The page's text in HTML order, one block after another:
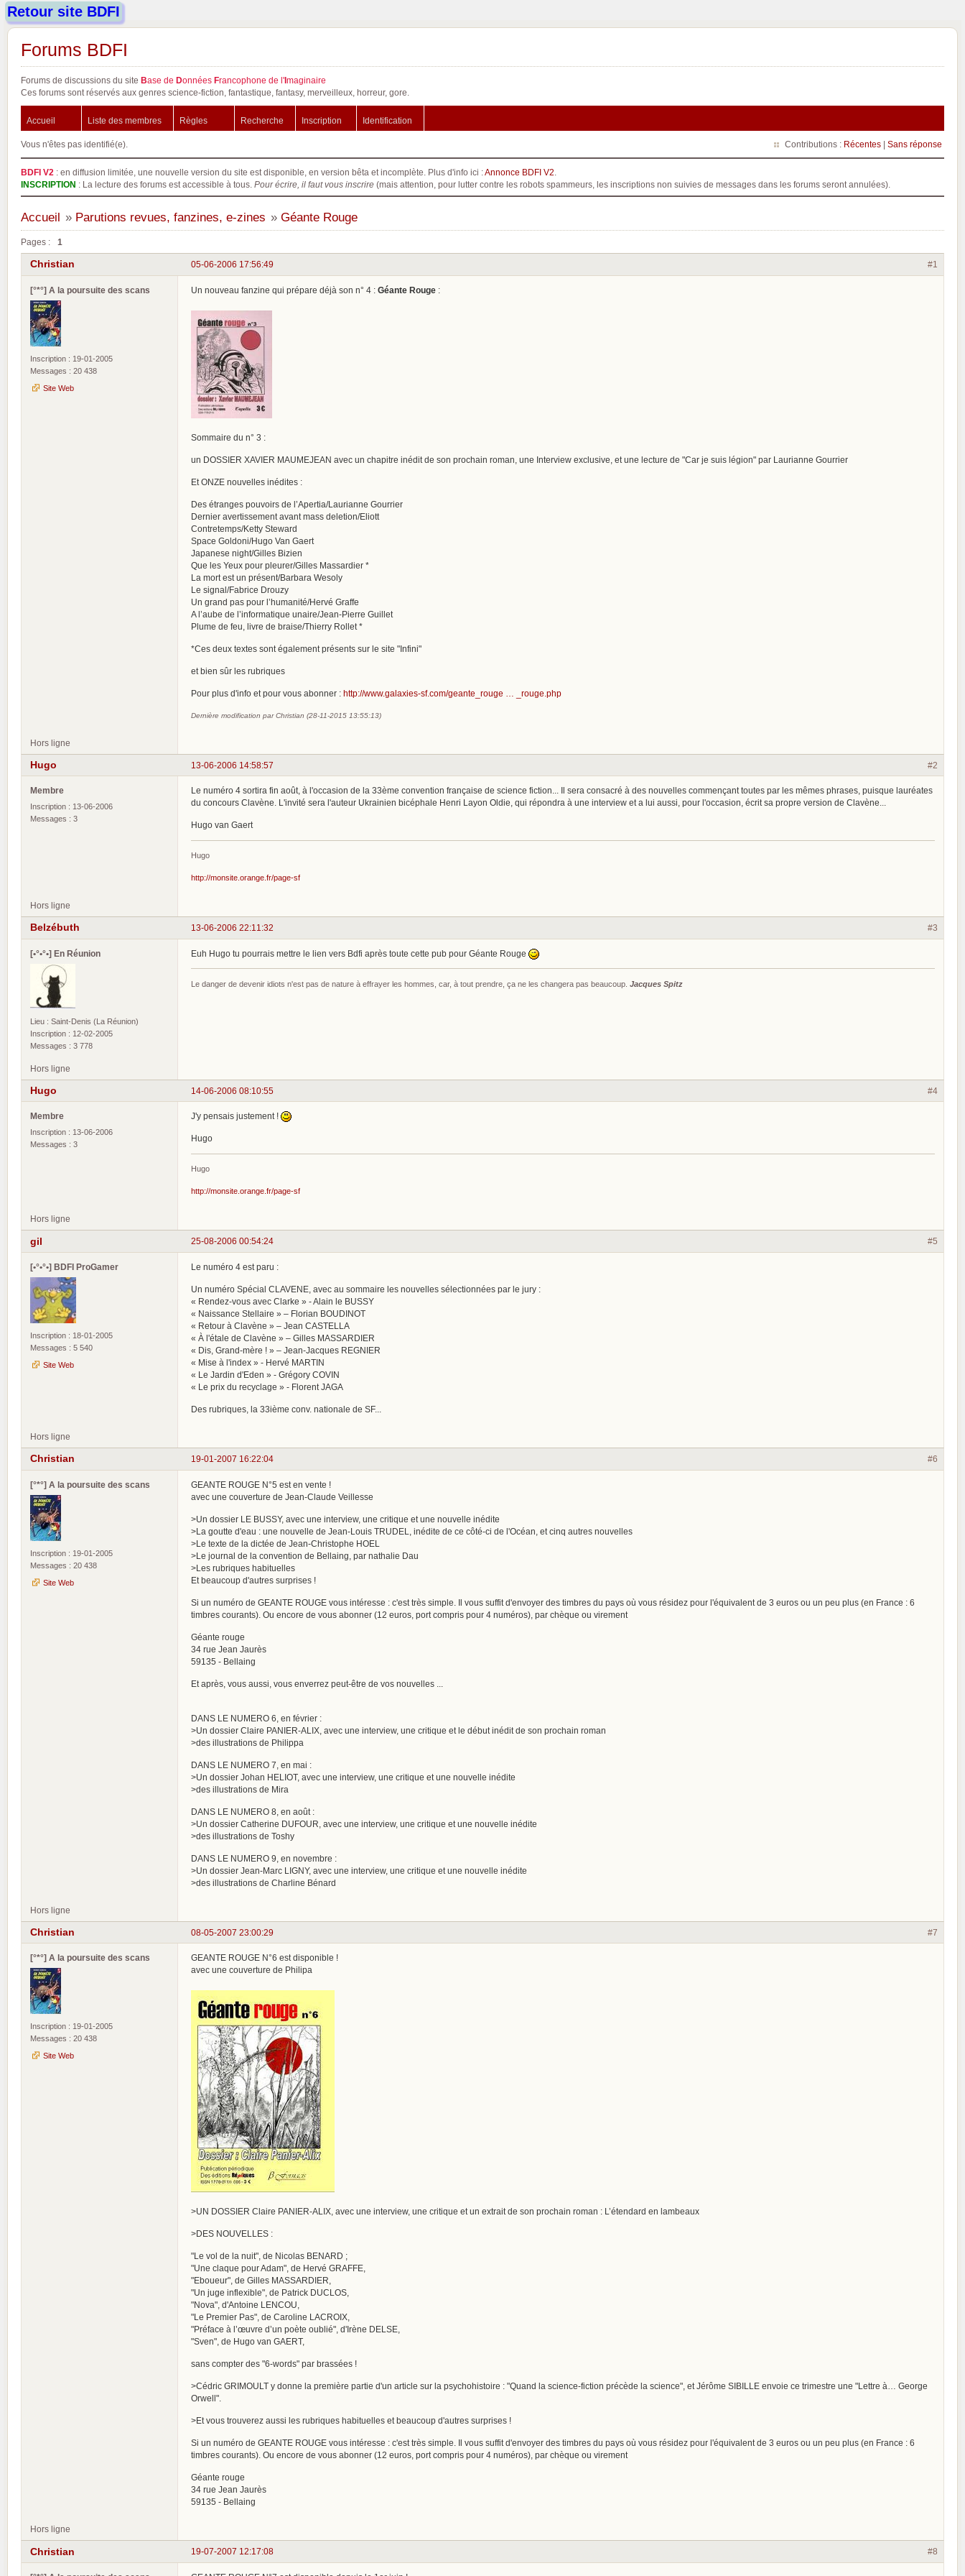
Retour site BDFI
Forums BDFI
Forums de discussions du site Base de Données Francophone de l'Imaginaire
Ces forums sont réservés aux genres science-fiction, fantastique, fantasy, merveilleux, horreur, gore.
Accueil Liste des membres Règles Recherche Inscription Identification
Vous n'êtes pas identifié(e). Contributions : Récentes | Sans réponse
BDFI V2 : en diffusion limitée, une nouvelle version du site est disponible, en version bêta et incomplète. Plus d'info ici :Annonce BDFI V2
INSCRIPTION : La lecture des forums est accessible à tous. Pour écrire, il faut vous inscrire (mais attention, pour lutter contre les robots spammeurs, les inscriptions non suivies de messages dans les forums seront annulées).
Accueil » Parutions revues, fanzines, e-zines » Géante Rouge
Pages : 1
#1
05-06-2006 17:56:49
Christian
[°*°] A la poursuite des scans
Inscription : 19-01-2005
Messages : 20 438
Site Web
Un nouveau fanzine qui prépare déjà son n° 4 : Géante Rouge :
Sommaire du n° 3 :
un DOSSIER XAVIER MAUMEJEAN avec un chapitre inédit de son prochain roman, une Interview exclusive, et une lecture de "Car je suis légion" par Laurianne Gourrier
Et ONZE nouvelles inédites :
Des étranges pouvoirs de l’Apertia/Laurianne Gourrier
Dernier avertissement avant mass deletion/Eliott
Contretemps/Ketty Steward
Space Goldoni/Hugo Van Gaert
Japanese night/Gilles Bizien
Que les Yeux pour pleurer/Gilles Massardier *
La mort est un présent/Barbara Wesoly
Le signal/Fabrice Drouzy
Un grand pas pour l’humanité/Hervé Graffe
A l’aube de l’informatique unaire/Jean-Pierre Guillet
Plume de feu, livre de braise/Thierry Rollet *
*Ces deux textes sont également présents sur le site "Infini"
et bien sûr les rubriques
Pour plus d'info et pour vous abonner : http://www.galaxies-sf.com/geante_rouge … _rouge.php
Dernière modification par Christian (28-11-2015 13:55:13)
Hors ligne
#2
13-06-2006 14:58:57
Hugo
Membre
Inscription : 13-06-2006
Messages : 3
Le numéro 4 sortira fin août, à l'occasion de la 33ème convention française de science fiction... Il sera consacré à des nouvelles commençant toutes par les mêmes phrases, puisque lauréates
du concours Clavène. L'invité sera l'auteur Ukrainien bicéphale Henri Layon Oldie, qui répondra à une interview et a lui aussi, pour l'occasion, écrit sa propre version de Clavène...
Hugo van Gaert
Hugo
http://monsite.orange.fr/page-sf
Hors ligne
#3
13-06-2006 22:11:32
Belzébuth
[•°•°•] En Réunion
Lieu : Saint-Denis (La Réunion)
Inscription : 12-02-2005
Messages : 3 778
Euh Hugo tu pourrais mettre le lien vers Bdfi après toute cette pub pour Géante Rouge
Le danger de devenir idiots n'est pas de nature à effrayer les hommes, car, à tout prendre, ça ne les changera pas beaucoup. Jacques Spitz
Hors ligne
#4
14-06-2006 08:10:55
Hugo
Membre
Inscription : 13-06-2006
Messages : 3
J'y pensais justement !
Hugo
Hugo
http://monsite.orange.fr/page-sf
Hors ligne
#5
25-08-2006 00:54:24
gil
[•°•°•] BDFI ProGamer
Inscription : 18-01-2005
Messages : 5 540
Site Web
Le numéro 4 est paru :
Un numéro Spécial CLAVENE, avec au sommaire les nouvelles sélectionnées par le jury :
« Rendez-vous avec Clarke » - Alain le BUSSY
« Naissance Stellaire » – Florian BOUDINOT
« Retour à Clavène » – Jean CASTELLA
« À l'étale de Clavène » – Gilles MASSARDIER
« Dis, Grand-mère ! » – Jean-Jacques REGNIER
« Mise à l'index » - Hervé MARTIN
« Le Jardin d'Eden » - Grégory COVIN
« Le prix du recyclage » - Florent JAGA
Des rubriques, la 33ième conv. nationale de SF...
Hors ligne
#6
19-01-2007 16:22:04
Christian
[°*°] A la poursuite des scans
Inscription : 19-01-2005
Messages : 20 438
Site Web
GEANTE ROUGE N°5 est en vente !
avec une couverture de Jean-Claude Veillesse
>Un dossier LE BUSSY, avec une interview, une critique et une nouvelle inédite
>La goutte d'eau : une nouvelle de Jean-Louis TRUDEL, inédite de ce côté-ci de l'Océan, et cinq autres nouvelles
>Le texte de la dictée de Jean-Christophe HOEL
>Le journal de la convention de Bellaing, par nathalie Dau
>Les rubriques habituelles
Et beaucoup d'autres surprises !
Si un numéro de GEANTE ROUGE vous intéresse : c'est très simple. Il vous suffit d'envoyer des timbres du pays où vous résidez pour l'équivalent de 3 euros ou un peu plus (en France : 6
timbres courants). Ou encore de vous abonner (12 euros, port compris pour 4 numéros), par chèque ou virement
Géante rouge
34 rue Jean Jaurès
59135 - Bellaing
Et après, vous aussi, vous enverrez peut-être de vos nouvelles ...
DANS LE NUMERO 6, en février :
>Un dossier Claire PANIER-ALIX, avec une interview, une critique et le début inédit de son prochain roman
>des illustrations de Philippa
DANS LE NUMERO 7, en mai :
>Un dossier Johan HELIOT, avec une interview, une critique et une nouvelle inédite
>des illustrations de Mira
DANS LE NUMERO 8, en août :
>Un dossier Catherine DUFOUR, avec une interview, une critique et une nouvelle inédite
>des illustrations de Toshy
DANS LE NUMERO 9, en novembre :
>Un dossier Jean-Marc LIGNY, avec une interview, une critique et une nouvelle inédite
>des illustrations de Charline Bénard
Hors ligne
#7
08-05-2007 23:00:29
Christian
[°*°] A la poursuite des scans
Inscription : 19-01-2005
Messages : 20 438
Site Web
GEANTE ROUGE N°6 est disponible !
avec une couverture de Philipa
>UN DOSSIER Claire PANIER-ALIX, avec une interview, une critique et un extrait de son prochain roman : L’étendard en lambeaux
>DES NOUVELLES :
"Le vol de la nuit", de Nicolas BENARD ;
"Une claque pour Adam", de Hervé GRAFFE,
"Eboueur", de Gilles MASSARDIER,
"Un juge inflexible", de Patrick DUCLOS,
"Nova", d'Antoine LENCOU,
"Le Premier Pas", de Caroline LACROIX,
"Préface à l’œuvre d’un poète oublié", d'Irène DELSE,
"Sven", de Hugo van GAERT,
sans compter des "6-words" par brassées !
>Cédric GRIMOULT y donne la première partie d'un article sur la psychohistoire : "Quand la science-fiction précède la science", et Jérôme SIBILLE envoie ce trimestre une "Lettre à… George
Orwell".
>Et vous trouverez aussi les rubriques habituelles et beaucoup d'autres surprises !
Si un numéro de GEANTE ROUGE vous intéresse : c'est très simple. Il vous suffit d'envoyer des timbres du pays où vous résidez pour l'équivalent de 3 euros ou un peu plus (en France : 6
timbres courants). Ou encore de vous abonner (12 euros, port compris pour 4 numéros), par chèque ou virement
Géante rouge
34 rue Jean Jaurès
59135 - Bellaing
Hors ligne
#8
19-07-2007 12:17:08
Christian